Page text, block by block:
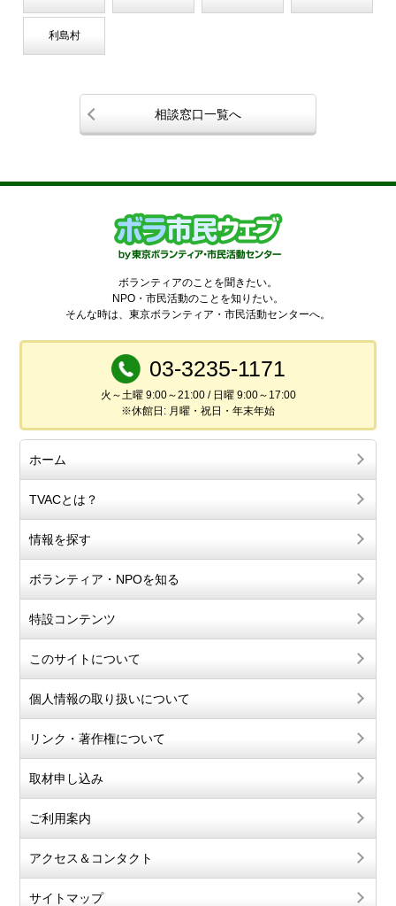
利島村
相談窓口一覧へ
ボランティアのことを聞きたい。
NPO・市民活動のことを知りたい。
そんな時は、東京ボランティア・市民活動センターへ。
03-3235-1171
火～土曜 9:00～21:00 / 日曜 9:00～17:00
※休館日: 月曜・祝日・年末年始
ホーム
TVACとは？
情報を探す
ボランティア・NPOを知る
特設コンテンツ
このサイトについて
個人情報の取り扱いについて
リンク・著作権について
取材申し込み
ご利用案内
アクセス＆コンタクト
サイトマップ